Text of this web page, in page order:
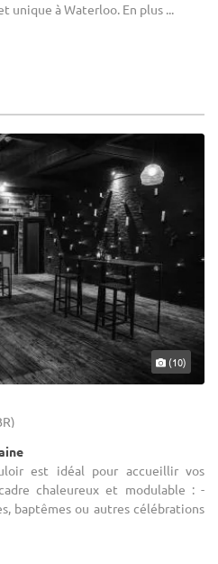
à Waterloo. En plus ...
(10)
est idéal pour accueillir vos
chaleureux et modulable : -
baptêmes ou autres célébrations